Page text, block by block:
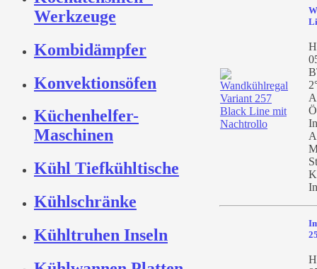
Werkzeuge
Kombidämpfer
Konvektionsöfen
Küchenhelfer-
Maschinen
Kühl Tiefkühltische
Kühlschränke
Kühltruhen Inseln